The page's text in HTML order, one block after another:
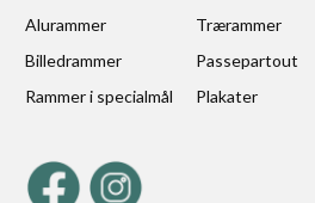
Alurammer
Trærammer
Billedrammer
Passepartout
Rammer i specialmål
Plakater